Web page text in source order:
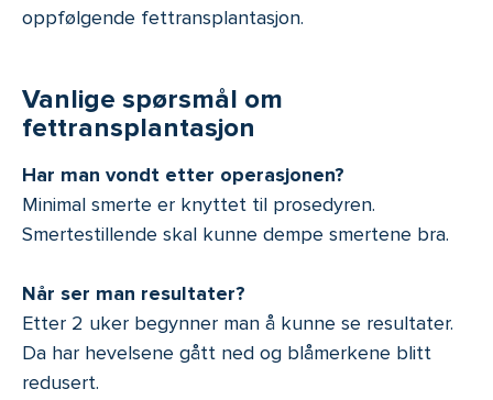
oppfølgende fettransplantasjon.
Vanlige spørsmål om
fettransplantasjon
Har man vondt etter operasjonen?
Minimal smerte er knyttet til prosedyren.
Smertestillende skal kunne dempe smertene bra.
Når ser man resultater?
Etter 2 uker begynner man å kunne se resultater.
Da har hevelsene gått ned og blåmerkene blitt
redusert.